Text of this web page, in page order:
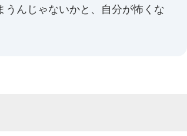
うんじゃないかと、自分が怖くな